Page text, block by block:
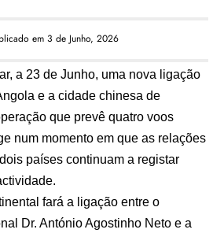
em 3 de Junho, 2026
a 23 de Junho, uma nova ligação
e a cidade chinesa de
que prevê quatro voos
num momento em que as relações
países continuam a registar
fará a ligação entre o
Dr. António Agostinho Neto e a